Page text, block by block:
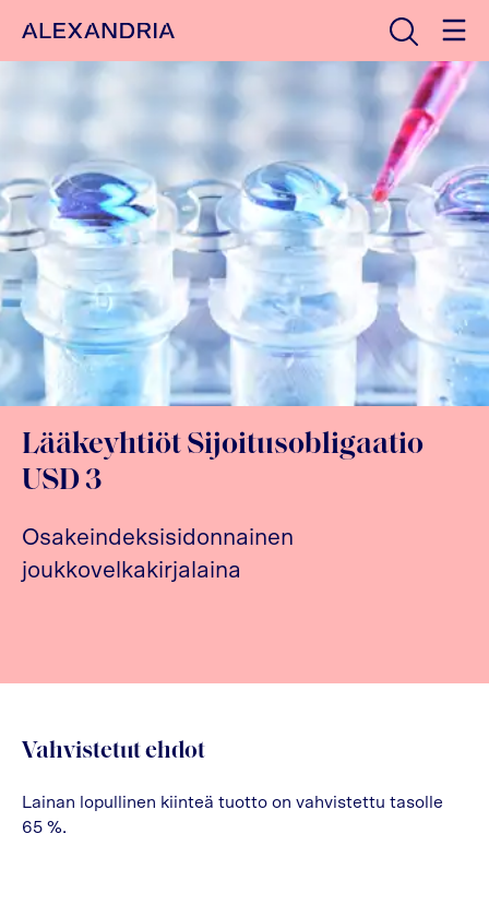
Etusivulle Avaa haku
Lääkeyhtiöt Sijoitusobligaatio
USD 3
Osakeindeksisidonnainen
joukkovelkakirjalaina
Vahvistetut ehdot
Lainan lopullinen kiinteä tuotto on vahvistettu tasolle
65 %.